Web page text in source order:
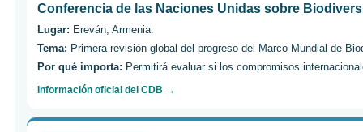
Conferencia de las Naciones Unidas sobre
Lugar: Ereván, Armenia.
Tema: Primera revisión global del progreso del Marco Mundial de
Por qué importa: Permitirá evaluar si los compromisos
Información oficial del CDB →